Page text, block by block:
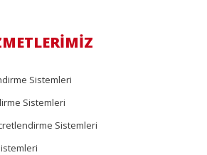
Sistemleri
Sistemleri
Sistemleri